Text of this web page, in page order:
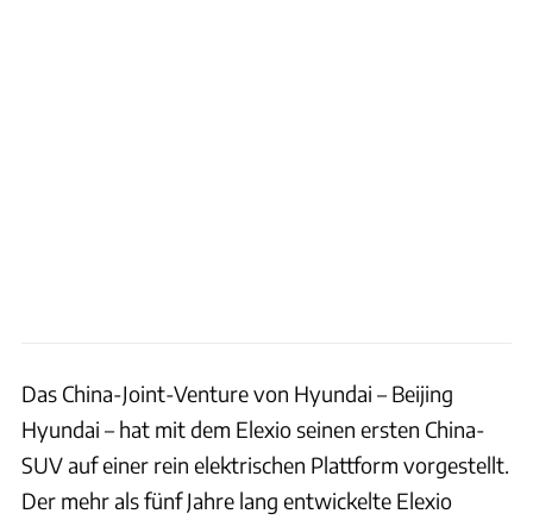
Das China-Joint-Venture von Hyundai – Beijing
Hyundai – hat mit dem Elexio seinen ersten China-
SUV auf einer rein elektrischen Plattform vorgestellt.
Der mehr als fünf Jahre lang entwickelte Elexio